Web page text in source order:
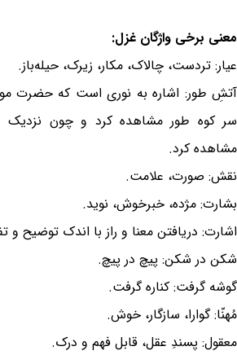
معنی برخی واژگان غزل:
عیار: تردست، چالاک، مکار، زیرک، حیله‌باز.
آتشِ طور: اشاره به نوری است که حضرت
سر کوه طور مشاهده کرد و چون نزدیک
مشاهده کرد.
نقش: صورت، علامت.
بشارت: مژده، خبرخوش، نوید.
اشارت: دریافتن معنا و راز با اندک توضیح و
شکن در شکن: پیچ در پیچ.
گوشه گرفت: کناره گرفت.
مُهنّا: گوارا، سازگار، خوش.
معقول: پسندِ عقل، قابل فهم و درک.